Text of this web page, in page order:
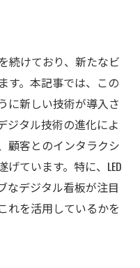
続けており、新たなビ
す。本記事では、この
に新しい技術が導入さ
ジタル技術の進化によ
顧客とのインタラクシ
ています。特に、LED
なデジタル看板が注目
れを活用しているかを